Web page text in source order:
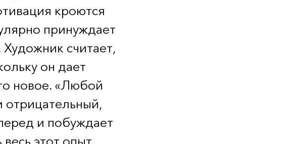
кроются
принуждает
считает,
он дает
новое. «Любой
отрицательный,
и побуждает
этот опыт